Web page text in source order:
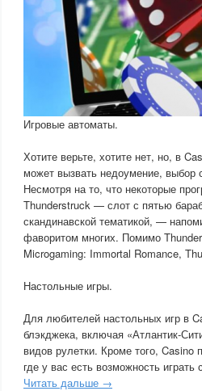
Игровые автоматы.
Хотите верьте, хотите нет, но, в
может вызвать недоумение, выбор
Несмотря на то, что некоторые
Thunderstruck — слот с пятью
скандинавской тематикой, —
фаворитом многих. Помимо
Microgaming: Immortal Romance,
Настольные игры.
Для любителей настольных игр в
блэкджека, включая «Атлантик-
видов рулетки. Кроме того, Casino
где у вас есть возможность
Читать дальше →